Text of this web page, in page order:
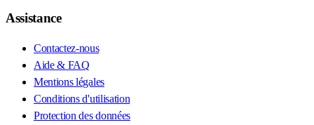
Assistance
Contactez-nous
Aide & FAQ
Mentions légales
Conditions d'utilisation
Protection des données